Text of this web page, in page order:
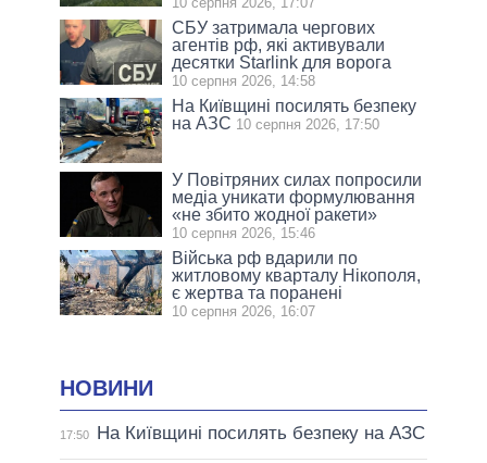
СБУ затримала чергових
агентів рф, які активували
десятки Starlink для ворога
10 серпня 2026, 14:58
На Київщині посилять безпеку
на АЗС 10 серпня 2026, 17:50
У Повітряних силах попросили
медіа уникати формулювання
«не збито жодної ракети»
10 серпня 2026, 15:46
Війська рф вдарили по
житловому кварталу Нікополя,
є жертва та поранені
10 серпня 2026, 16:07
НОВИНИ
17:50 На Київщині посилять безпеку на АЗС